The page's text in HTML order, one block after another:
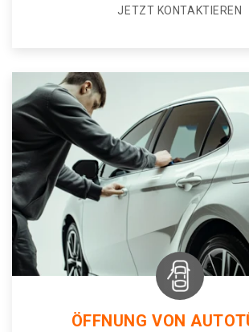
JETZT KONTAKTIEREN
ÖFFNUNG VON